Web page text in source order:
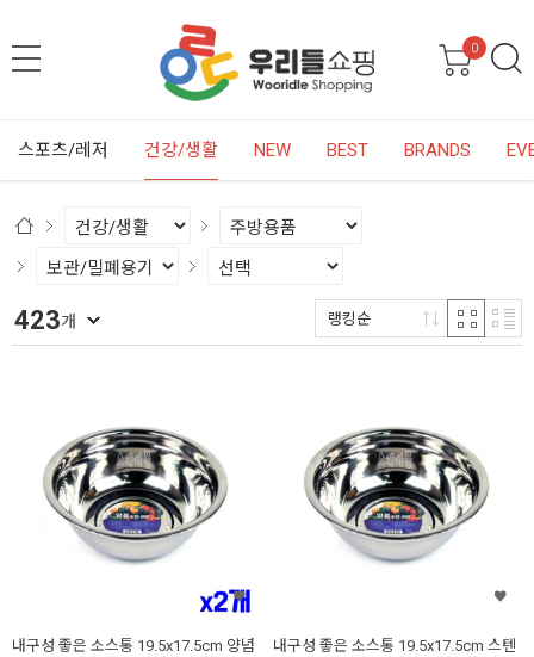
0
스포츠/레저 건강/생활 NEW BEST BRANDS
423개 랭킹순
내구성 좋은 소스통 19.5x17.5cm 양념
내구성 좋은 소스통 19.5x17.5cm 스텐